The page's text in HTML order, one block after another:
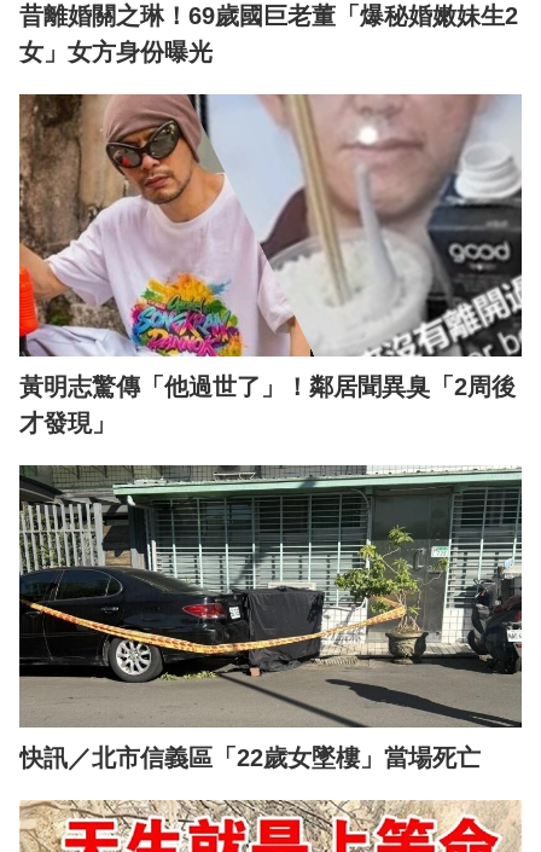
昔離婚關之琳！69歲國巨老董「爆秘婚嫩妹生2
女」女方身份曝光
黃明志驚傳「他過世了」！鄰居聞異臭「2周後
才發現」
快訊／北市信義區「22歲女墜樓」當場死亡